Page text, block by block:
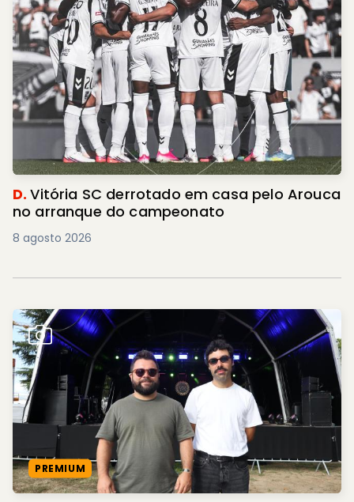
D.Vitória SC derrotado em casa pelo Arouca
no arranque do campeonato
8 agosto 2026
PREMIUM